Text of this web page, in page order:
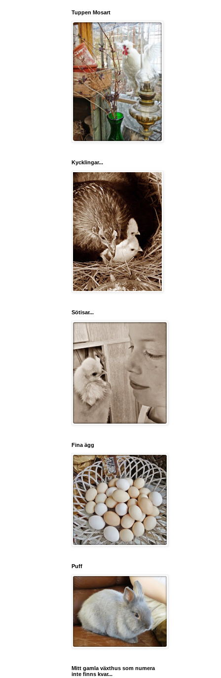
Tuppen Mosart
Kycklingar...
Sötisar...
Fina ägg
Puff
Mitt gamla växthus som numera
inte finns kvar...